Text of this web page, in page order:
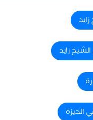
زايد
الجيزة